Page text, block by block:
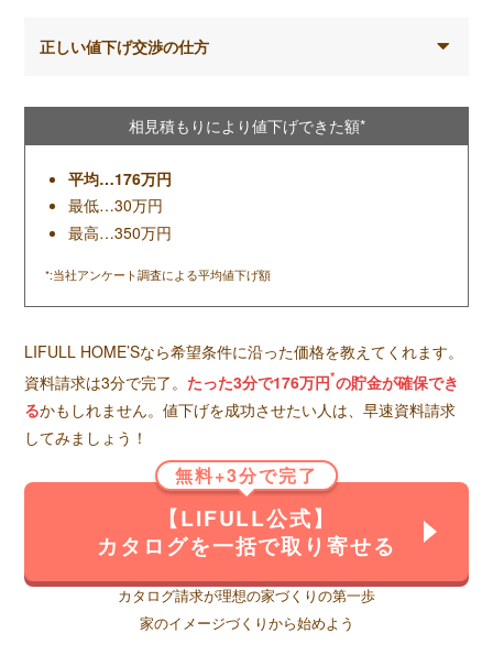
正しい値下げ交渉の仕方
相見積もりにより値下げできた額*
平均…176万円
最低…30万円
最高…350万円
*:当社アンケート調査による平均値下げ額
LIFULL HOME’Sなら希望条件に沿った価格を教えてくれます。
資料請求は3分で完了。 たった3分で176万円*の貯金が確保でき
るかもしれません。値下げを成功させたい人は、早速資料請求
してみましょう！
無料+3分で完了
【LIFULL公式】
カタログを一括で取り寄せる
カタログ請求が理想の家づくりの第一歩
家のイメージづくりから始めよう